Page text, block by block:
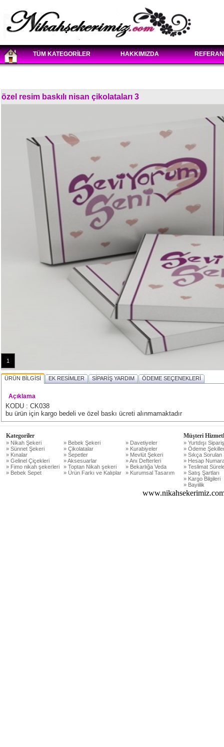
TÜM KATEGORİLER HAKKIMIZDA
özel resim baskılı nisan çikolataları 3
1
ÜRÜN BİLGİSİ EK RESİMLER SİPARİŞ YARDIM ÖDEME SEÇENEKLERİ
Açıklama
KODU : CK038
bu ürün için kargo bedeli ve özel baskı ücreti alınmamaktadır
Kategoriler
» Nikah Şekeri » Bebek Şekeri
» Davetiyeler
» Sünnet Şekeri
» Çikolatalar
» Kurabiyeler
» Kınalar
» Sepetler
» Mevlüt Şekeri
» Gelinel Çiçekleri
» Aksesuarlar
» Anı Defterleri
» Fimo nikah şekerleri
» Toptan Nikah şekeri
» Bekarlığa Veda
» Bebek Sepet
» Ürün Farkı ve Kalıplar » Kurumsal Tasarım
Müşteri
» Yurtdışı
» Ödeme
» Sıkça Sorulan
» Hesap
» Teslimat
» Satış Şartları
» Kargo Bilgileri
» Bayiilik